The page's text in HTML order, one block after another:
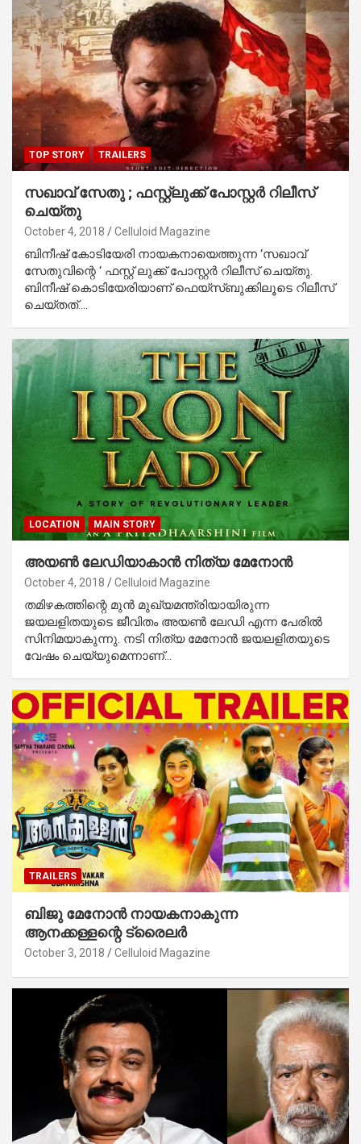
TOP STORY TRAILERS
സഖാവ് സേതു ; ഫസ്റ്റ്‌ലുക്ക് പോസ്റ്റര്‍ റിലീസ്
ചെയ്തു
October 4, 2018 Celluloid Magazine
ബിനീഷ് കോടിയേരി നായകനായെത്തുന്ന ‘സഖാവ്
സേതുവിന്റെ ‘ ഫസ്റ്റ് ലുക്ക് പോസ്റ്റര്‍ റിലീസ് ചെയ്തു.
ബിനീഷ് കൊടിയേരിയാണ് ഫെയ്‌സ്ബുക്കിലൂടെ റിലീസ്
ചെയ്തത്.…
LOCATION MAIN STORY
അയണ്‍ ലേഡിയാകാന്‍ നിത്യ മേനോന്‍
October 4, 2018 Celluloid Magazine
തമിഴകത്തിന്റെ മുന്‍ മുഖ്യമന്ത്രിയായിരുന്ന
ജയലളിതയുടെ ജീവിതം അയണ്‍ ലേഡി എന്ന പേരില്‍
സിനിമയാകുന്നു. നടി നിത്യ മേനോന്‍ ജയലളിതയുടെ
വേഷം ചെയ്യുമെന്നാണ്…
TRAILERS
ബിജു മേനോന്‍ നായകനാകുന്ന
ആനക്കള്ളന്റെ ട്രൈലര്‍
October 3, 2018 Celluloid Magazine